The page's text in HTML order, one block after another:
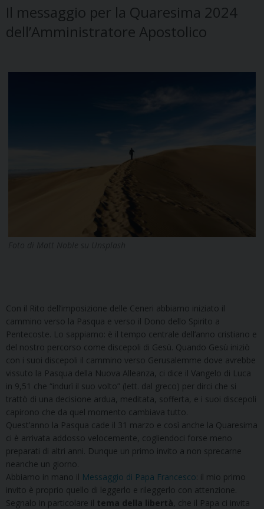
Il messaggio per la Quaresima 2024
dell’Amministratore Apostolico
Con il Rito dell’imposizione delle Ceneri abbiamo iniziato il
cammino verso la Pasqua e verso il Dono dello Spirito a
Pentecoste. Lo sappiamo: è il tempo centrale dell’anno cristiano e
del nostro percorso come discepoli di Gesù. Quando Gesù iniziò
con i suoi discepoli il cammino verso Gerusalemme dove avrebbe
vissuto la Pasqua della Nuova Alleanza, ci dice il Vangelo di Luca
in 9,51 che “indurì il suo volto” (lett. dal greco) per dirci che si
trattò di una decisione ardua, meditata, sofferta, e i suoi discepoli
capirono che da quel momento cambiava tutto.
Quest’anno la Pasqua cade il 31 marzo e così anche la Quaresima
ci è arrivata addosso velocemente, cogliendoci forse meno
preparati di altri anni. Dunque un primo invito a non sprecarne
neanche un giorno.
Abbiamo in mano il Messaggio di Papa Francesco : il mio primo
invito è proprio quello di leggerlo e rileggerlo con attenzione.
Segnalo in particolare il tema della libertà, che il Papa ci invita